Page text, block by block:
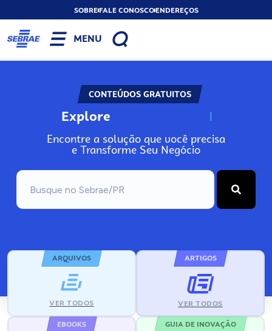
SOBREFALE CONOSCOENDEREÇOS
MENU
CONTEÚDOS GRATUITOS
Explore N
Encontre a solução que você precisa
e Transforme Seu Negócio
ARQUIVOS
VER TODOS
ARTIGOS
VER TODOS
EBOOKS GUIA DE INOVAÇÃO